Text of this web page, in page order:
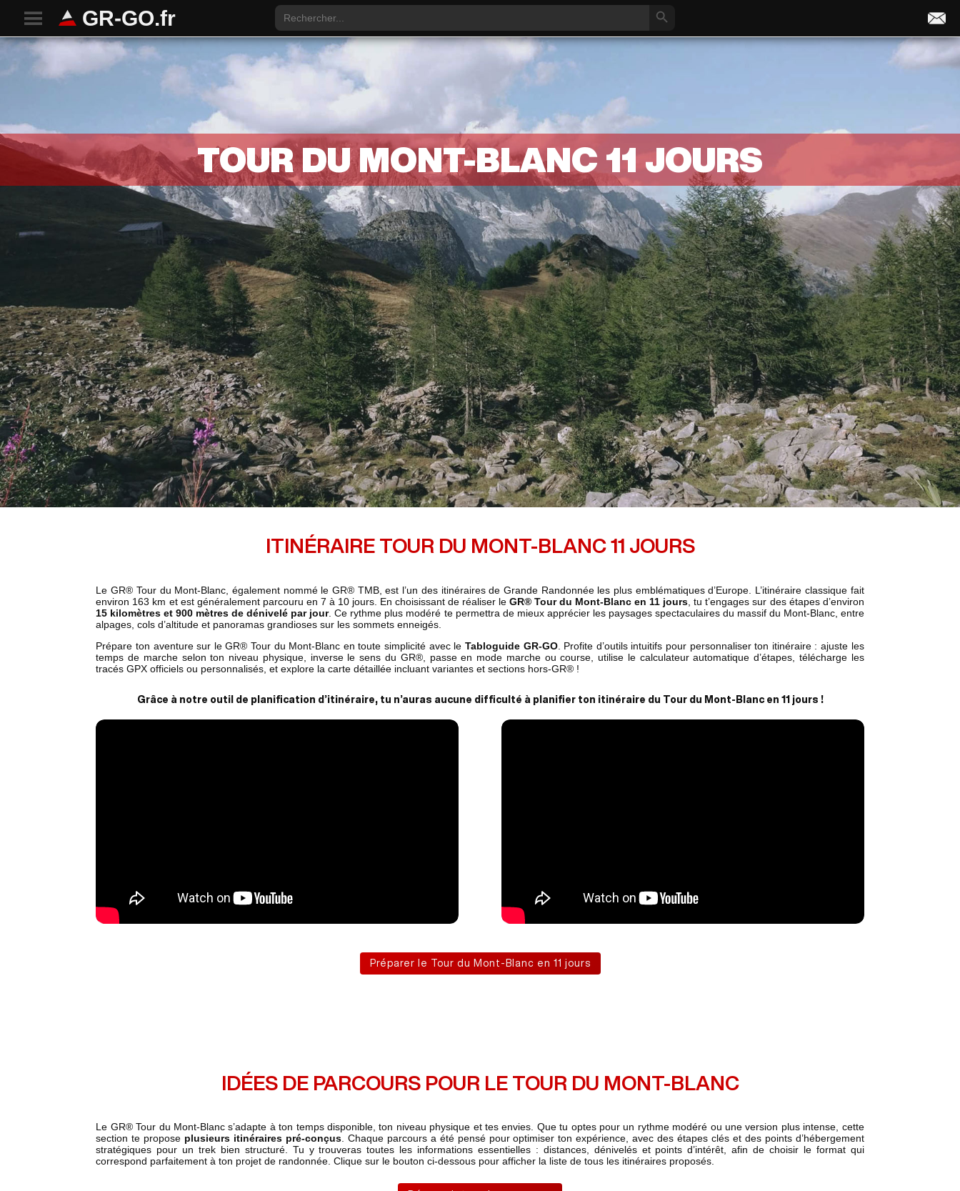
GR-GO.fr
Search
for:
Search Button
TOUR DU MONT-BLANC 11 JOURS
ITINÉRAIRE TOUR DU MONT-BLANC 11 JOURS
Le GR® Tour du Mont-Blanc, également nommé le GR® TMB, est l’un des itinéraires de Grande Randonnée les plus emblématiques d’Europe. L’itinéraire classique fait
environ 163 km et est généralement parcouru en 7 à 10 jours. En choisissant de réaliser leGR® Tour du Mont-Blanc en 11 jours , tu t’engages sur des étapes d’environ
15 kilomètres et 900 mètres de dénivelé par jour. Ce rythme plus modéré te permettra de mieux apprécier les paysages spectaculaires du massif du Mont-Blanc, entre
alpages, cols d’altitude et panoramas grandioses sur les sommets enneigés.
Prépare ton aventure sur le GR® Tour du Mont-Blanc en toute simplicité avec le Tabloguide GR-GO. Profite d’outils intuitifs pour personnaliser ton itinéraire : ajuste les
temps de marche selon ton niveau physique, inverse le sens du GR®, passe en mode marche ou course, utilise le calculateur automatique d’étapes, télécharge les
tracés GPX officiels ou personnalisés, et explore la carte détaillée incluant variantes et sections hors-GR® !
Grâce à notre outil de planification d’itinéraire, tu n’auras aucune difficulté à planifier ton itinéraire du Tour du Mont-Blanc en 11 jours !
Préparer le Tour du Mont-Blanc en 11 jours
IDÉES DE PARCOURS POUR LE TOUR DU MONT-BLANC
Le GR® Tour du Mont-Blanc s’adapte à ton temps disponible, ton niveau physique et tes envies. Que tu optes pour un rythme modéré ou une version plus intense, cette
section te propose plusieurs itinéraires pré-conçus. Chaque parcours a été pensé pour optimiser ton expérience, avec des étapes clés et des points d’hébergement
stratégiques pour un trek bien structuré. Tu y trouveras toutes les informations essentielles : distances, dénivelés et points d’intérêt, afin de choisir le format qui
correspond parfaitement à ton projet de randonnée. Clique sur le bouton ci-dessous pour afficher la liste de tous les itinéraires proposés.